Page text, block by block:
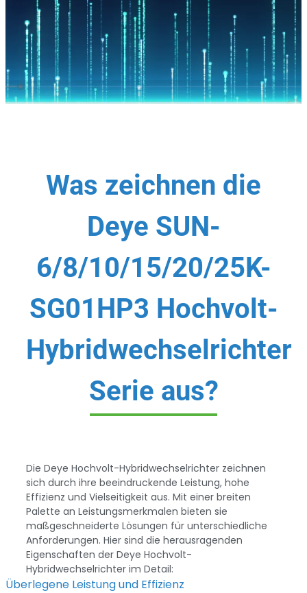
Was zeichnen die
Deye SUN-
6/8/10/15/20/25K-
SG01HP3 Hochvolt-
Hybridwechselrichter
Serie aus?
Die Deye Hochvolt-Hybridwechselrichter zeichnen
sich durch ihre beeindruckende Leistung, hohe
Effizienz und Vielseitigkeit aus. Mit einer breiten
Palette an Leistungsmerkmalen bieten sie
maßgeschneiderte Lösungen für unterschiedliche
Anforderungen. Hier sind die herausragenden
Eigenschaften der Deye Hochvolt-
Hybridwechselrichter im Detail:
Überlegene Leistung und Effizienz